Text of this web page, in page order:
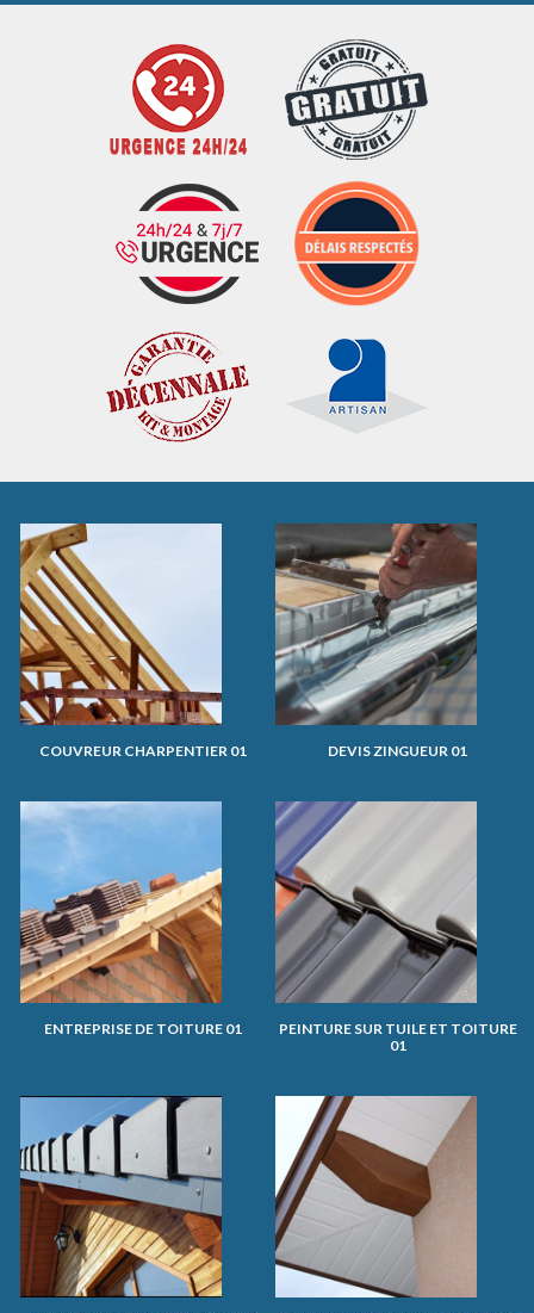
COUVREUR CHARPENTIER 01 DEVIS ZINGUEUR 01
ENTREPRISE DE TOITURE 01
PEINTURE SUR TUILE ET TOITURE
01